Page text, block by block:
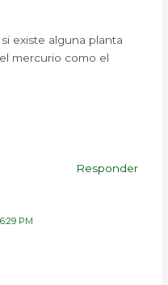
existe alguna planta
mercurio como el
Responder
PM